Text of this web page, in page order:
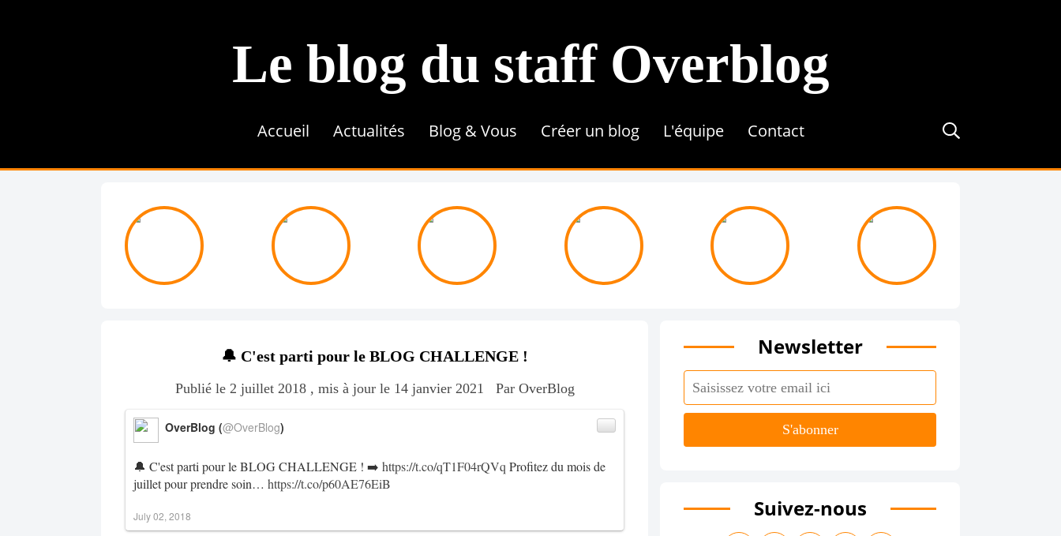
Le blog du staff Overblog
Accueil Actualités
Blog & Vous
Créer un blog
L'équipe
Contact
🔔 C'est parti pour le BLOG CHALLENGE !
Publié le 2 juillet 2018 , mis à jour le 14 janvier 2021 Par OverBlog
🔔 C'est parti pour le BLOG CHALLENGE ! ➡️ https://t.co/qT1F04rQVq Profitez du mois de
juillet pour prendre soin… https://t.co/p60AE76EiB
OverBlog (@OverBlog)
July 02, 2018
Newsletter
Suivez-nous